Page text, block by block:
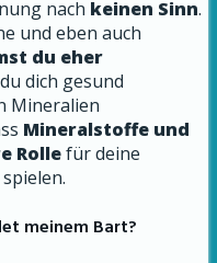
nach keinen Sinn.
und eben auch
du eher
dich gesund
Mineralien
Mineralstoffe und
Rollefür deine
meinem Bart?